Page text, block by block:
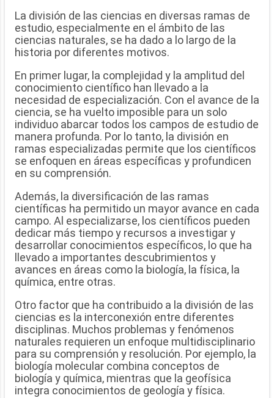
La división de las ciencias en diversas ramas de
estudio, especialmente en el ámbito de las
ciencias naturales, se ha dado a lo largo de la
historia por diferentes motivos.
En primer lugar, la complejidad y la amplitud del
conocimiento científico han llevado a la
necesidad de especialización. Con el avance de la
ciencia, se ha vuelto imposible para un solo
individuo abarcar todos los campos de estudio de
manera profunda. Por lo tanto, la división en
ramas especializadas permite que los científicos
se enfoquen en áreas específicas y profundicen
en su comprensión.
Además, la diversificación de las ramas
científicas ha permitido un mayor avance en cada
campo. Al especializarse, los científicos pueden
dedicar más tiempo y recursos a investigar y
desarrollar conocimientos específicos, lo que ha
llevado a importantes descubrimientos y
avances en áreas como la biología, la física, la
química, entre otras.
Otro factor que ha contribuido a la división de las
ciencias es la interconexión entre diferentes
disciplinas. Muchos problemas y fenómenos
naturales requieren un enfoque multidisciplinario
para su comprensión y resolución. Por ejemplo, la
biología molecular combina conceptos de
biología y química, mientras que la geofísica
integra conocimientos de geología y física.